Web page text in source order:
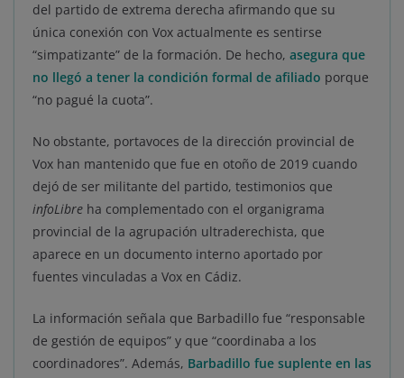
del partido de extrema derecha afirmando que su
única conexión con Vox actualmente es sentirse
“simpatizante” de la formación. De hecho, asegura que
no llegó a tener la condición formal de afiliado porque
“no pagué la cuota”.
No obstante, portavoces de la dirección provincial de
Vox han mantenido que fue en otoño de 2019 cuando
dejó de ser militante del partido, testimonios que
infoLibre ha complementado con el organigrama
provincial de la agrupación ultraderechista, que
aparece en un documento interno aportado por
fuentes vinculadas a Vox en Cádiz.
La información señala que Barbadillo fue “responsable
de gestión de equipos” y que “coordinaba a los
coordinadores”. Además, Barbadillo fue suplente en las